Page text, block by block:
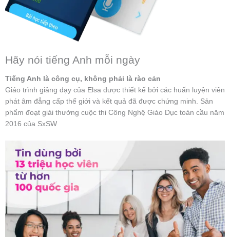
Hãy nói tiếng Anh mỗi ngày
Tiếng Anh là công cụ, không phải là rào cản
Giáo trình giảng dạy của Elsa được thiết kế bởi các huấn luyện viên
phát âm đẳng cấp thế giới và kết quả đã được chứng minh. Sản
phẩm đoạt giải thưởng cuộc thi Công Nghệ Giáo Dục toàn cầu năm
2016 của SxSW